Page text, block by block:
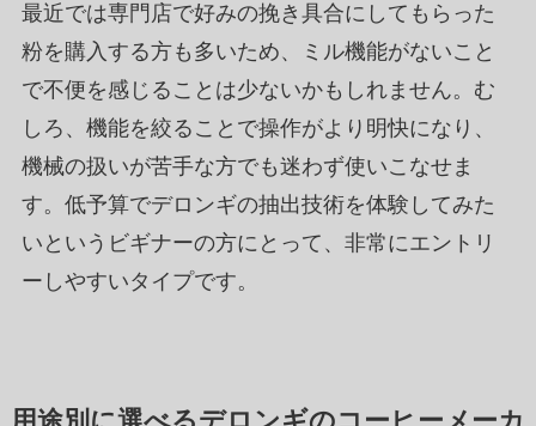
最近では専門店で好みの挽き具合にしてもらった
粉を購入する方も多いため、ミル機能がないこと
で不便を感じることは少ないかもしれません。む
しろ、機能を絞ることで操作がより明快になり、
機械の扱いが苦手な方でも迷わず使いこなせま
す。低予算でデロンギの抽出技術を体験してみた
いというビギナーの方にとって、非常にエントリ
ーしやすいタイプです。